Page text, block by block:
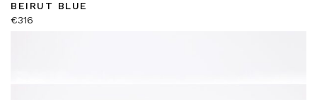
BEIRUT BLUE
€316